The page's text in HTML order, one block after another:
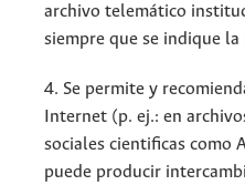
archivo telemático
siempre que se indique
4. Se permite y
Internet (p. ej.: en
sociales cientificas como
puede producir